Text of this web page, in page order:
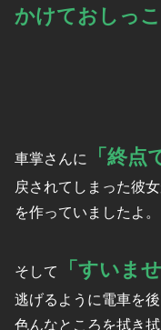
かけておしっ
車掌さんに 「終点
戻されてしまった彼
を作っていましたよ。
そして 「すいま
逃げるように電車を
色んなところを拭き